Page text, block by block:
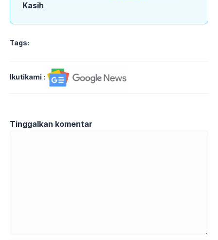
Kasih
Tags:
Ikutikami :
Tinggalkan komentar